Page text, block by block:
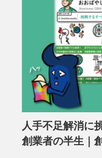
人手不足解消に
創業者の半生｜